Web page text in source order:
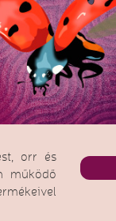
orr és
működő